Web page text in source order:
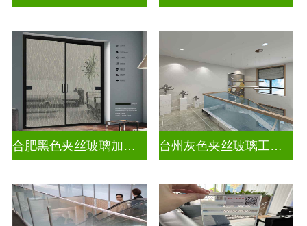
合肥黑色夹丝玻璃加工厂 台州灰色夹丝玻璃工厂招聘